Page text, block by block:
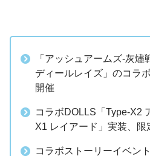
「アッシュアームズ-灰
ディールレイズ」のコラ
開催
コラボDOLLS「Type-X2
X1 レイアード」実装、限
コラボストーリーイベン